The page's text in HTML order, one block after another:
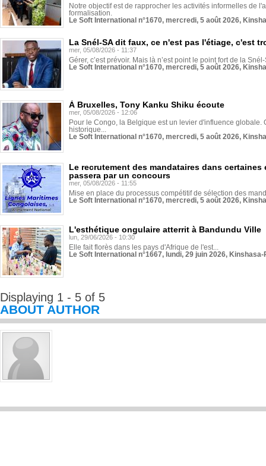
Notre objectif est de rapprocher les activités informelles de
formalisation.
Le Soft International n°1670, mercredi, 5 août 2026,
La Snél-SA dit faux, ce n'est pas l'étiage, c'est
mer, 05/08/2026 - 11:37
Gérer, c’est prévoir. Mais là n’est point le point fort de la
Le Soft International n°1670, mercredi, 5 août 2026,
À Bruxelles, Tony Kanku Shiku écoute
mer, 05/08/2026 - 12:06
Pour le Congo, la Belgique est un levier d'influence globale.
historique...
Le Soft International n°1670, mercredi, 5 août 2026,
Le recrutement des mandataires dans
passera par un concours
mer, 05/08/2026 - 11:55
Mise en place du processus compétitif de sélection des
Le Soft International n°1670, mercredi, 5 août 2026,
L'esthétique ongulaire atterrit à Bandundu Ville
lun, 29/06/2026 - 10:30
Elle fait florès dans les pays d'Afrique de l'est...
Le Soft International n°1667, lundi, 29 juin 2026,
Displaying 1 - 5 of 5
ABOUT AUTHOR